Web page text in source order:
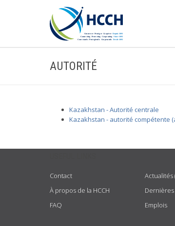
AUTORITÉ
Kazakhstan - Autorité centrale
Kazakhstan - autorité compétente
Contact
À propos de la HCCH
FAQ
Actualités
Emplois